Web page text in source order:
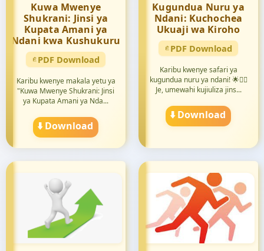
Kuwa Mwenye
Shukrani: Jinsi ya
Kupata Amani ya
Ndani kwa Kushukuru
PDF Download
Karibu kwenye makala yetu ya
"Kuwa Mwenye Shukrani: Jinsi
ya Kupata Amani ya Nda...
⬇️ Download
Kugundua Nuru ya
Ndani: Kuchochea
Ukuaji wa Kiroho
PDF Download
Karibu kwenye safari ya
kugundua nuru ya ndani! 🌟🧘‍♀️
Je, umewahi kujiuliza jins...
⬇️ Download